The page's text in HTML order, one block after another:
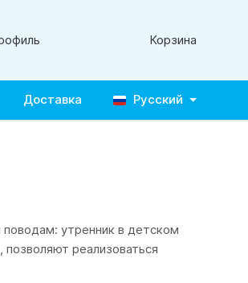
Корзина
Доставка Русский
утренник в детском
реализоваться